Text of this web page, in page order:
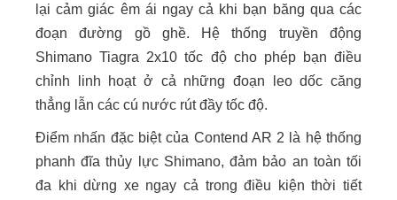
lại cảm giác êm ái ngay cả khi bạn băng qua các
đoạn đường gồ ghề. Hệ thống truyền động
Shimano Tiagra 2x10 tốc độ cho phép bạn điều
chỉnh linh hoạt ở cả những đoạn leo dốc căng
thẳng lẫn các cú nước rút đầy tốc độ.
Điểm nhấn đặc biệt của Contend AR 2 là hệ thống
phanh đĩa thủy lực Shimano, đảm bảo an toàn tối
đa khi dừng xe ngay cả trong điều kiện thời tiết